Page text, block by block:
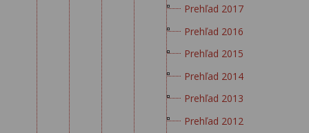
Prehľad 2017
Prehľad 2016
Prehľad 2015
Prehľad 2014
Prehľad 2013
Prehľad 2012